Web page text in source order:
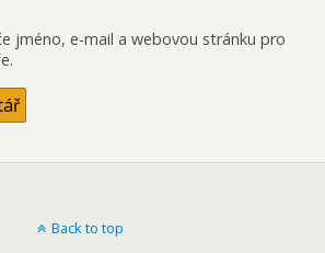
jméno, e-mail a webovou stránku pro
Back to top